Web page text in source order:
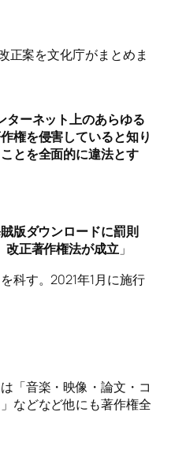
正案を文化庁がまとめま
ターネット上のあらゆる
権を侵害していると知り
とを全面的に違法とす
版ダウンロードに罰則
正著作権法が成立」
科す。2021年1月に施行
「音楽・映像・論文・コ
などなど他にも著作権全